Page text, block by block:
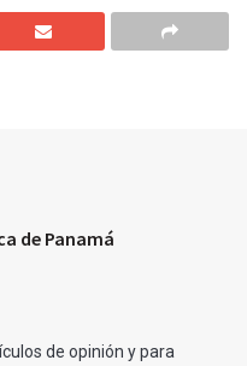
de Panamá
de opinión y para